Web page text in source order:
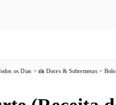
os Dias >🍰 Doces & Sobremesas>